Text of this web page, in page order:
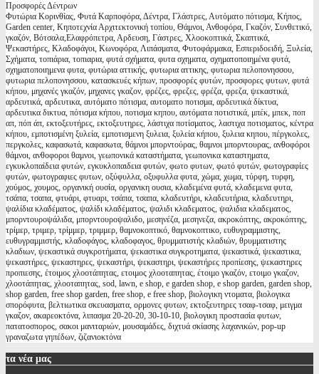
Προσφορές Δέντρων
Φυτώρια Κορινθίας, Φυτά Καρποφόρα, Δέντρα, Γλάστρες, Αυτόματο πότισμα, Κήπος,
Garden center, Κηποτεχνία Αρχιτεκτονική τοπίου, Θάμνοι, Ανθοφόρα, Γκαζόν, Συνθετικό,
γκαζόν, Βότσαλα,Ελαφρόπετρα, Αρδευση, Γάστρες, Χλοοκοπτικά, Σκαπτικά,
Ψεκαστήρες, Κλαδοφάγοι, Κωνοφόρα, Λιπάσματα, Φυτοφάρμακα, Εσπεριδοειδή, Ξυλεία,
Σχήματα, τοπιάρια, τοπιαρια, φυτά σχήματα, φυτα σχηματα, σχηματοποιημένα φυτά,
σχηματοποιημενα φυτα, φυτώρια αττικής, φυτωρια αττικης, φυτωρια πελοπονησσου,
φυτωρια πελοπονησσου, κατασκευές κήπων, προσφορές φυτών, προσφορες φυτων, φυτά
κήπου, μηχανές γκαζόν, μηχανες γκαζον, φρέζες, φρεζες, φρέζα, φρεζα, ψεκαστικά,
αρδευτικά, αρδευτικα, αυτόματο πότισμα, αυτοματο ποτισμα, αρδευτικά δίκτυα,
αρδευτικα δικτυα, πότισμα κήπου, ποτισμα κηπου, αυτόματα ποτιστικά, μπέκ, μπεκ, ποπ
απ, πόπ άπ, εκτοξευτήρες, εκτοξευτηρες, λάστιχα ποτίσματος, λαστιχα ποτισματος, κέντρα
κήπου, εμποτισμένη ξυλεία, εμποτισμενη ξυλεια, ξυλεία κήπου, ξυλεια κηπου, πέργκολες,
περγκολες, καφασωτά, καφασωτα, θάμνοι μπορντούρας, θαμνοι μπορντουρας, ανθοφόροι
θάμνοι, ανθοφοροι θαμνοι, γεωπονικά καταστήματα, γεωπονικα καταστηματα,
εγκυκλοπαίδεια φυτών, εγκυκλοπαιδεια φυτών, φωτο φυτων, φωτό φυτών, φωτογραφίες
φυτών, φωτογραφιες φυτων, οξύφυλλα, οξυφυλλα φυτα, χώμα, χωμα, τύρφη, τυρφη,
χούμος, χουμος, οργανική ουσία, οργανικη ουσια, κλαδεμένα φυτά, κλαδεμενα φυτα,
τσάπα, τσαπα, φτυάρι, φτυαρι, τσάπα, τσαπα, κλαδευτήρι, κλαδευτήρια, κλαδευτηρι,
ψαλίδια κλαδέματος, ψαλίδι κλαδέματος, ψαλιδι κλαδεματος, ψαλιδια κλαδεματος,
μπορντουροψάλιδα, μπορντουροψαλιδο, μεσηνέζα, μεσηνεζα, ακροκόπτης, ακροκόπτης,
τρίμερ, τριμερ, τρίμμερ, τριμμερ, θαμνοκοπτικό, θαμνοκοπτικο, ευθυγραμμιστης,
ευθυγραμμιστής, κλαδοφάγος, κλαδοφαγος, θρυμματιστής κλαδιών, θρυμματιστης
κλαδιων, ψεκαστικά συγκροτήματα, ψεκαστικα συγκροτηματα, ψεκαστικά, ψεκαστικα,
ψεκαστήρες, ψεκαστηρες, ψεκαστήρι, ψεκαστηρι, ψεκαστήρες προπίεσης, ψεκαστηρες
προπιεσης, έτοιμος χλοοτάπητας, ετοιμος χλοοταπητας, έτοιμο γκαζόν, ετοιμο γκαζον,
χλοοτάπητας, χλοοταπητας, sod, lawn, e shop, e garden shop, e shop garden, garden shop,
shop garden, free shop garden, free shop, e free shop, βιολογικη ντοματα, βιολογικα
σπορόφυτα, βελτιωτικα σκευασματα, ορμονες φυτων, εκτοξευτηρες τσαφ-τσαφ, μειγμα
γκαζον, ακαρεοκτόνα, λιπασμα 20-20-20, 30-10-10, βιολογικη προστασία φυτων,
πατατοσπορος, σακοι μανιταριών, μουσαμάδες, διχτυά σκίασης λαχανικών, pop-up
γραναζωτα γηπέδων, ζιζανιοκτόνα
τα νέα μας